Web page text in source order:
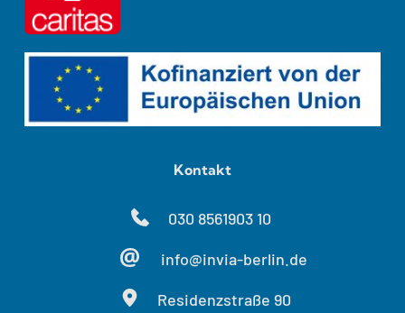
Kontakt
030 8561903 10
info@invia-berlin.de
Residenzstraße 90